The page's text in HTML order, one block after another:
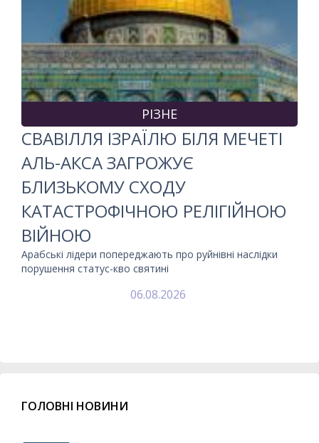
РІЗНЕ
СВАВІЛЛЯ ІЗРАЇЛЮ БІЛЯ МЕЧЕТІ
АЛЬ-АКСА ЗАГРОЖУЄ
БЛИЗЬКОМУ СХОДУ
КАТАСТРОФІЧНОЮ РЕЛІГІЙНОЮ
ВІЙНОЮ
Арабські лідери попереджають про руйнівні наслідки
порушення статус-кво святині
06.08.2026
ГОЛОВНІ НОВИНИ